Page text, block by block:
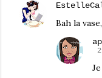
Bah la